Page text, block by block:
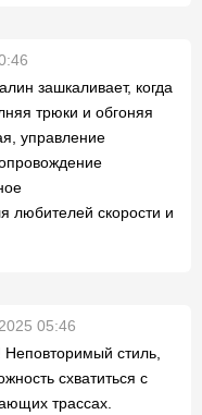
зашкаливает, когда
трюки и обгоняя
управление
любителей скорости и
05:46
Неповторимый стиль,
схватиться с
трассах.